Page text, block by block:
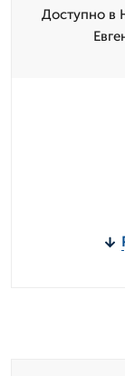
Доступно в